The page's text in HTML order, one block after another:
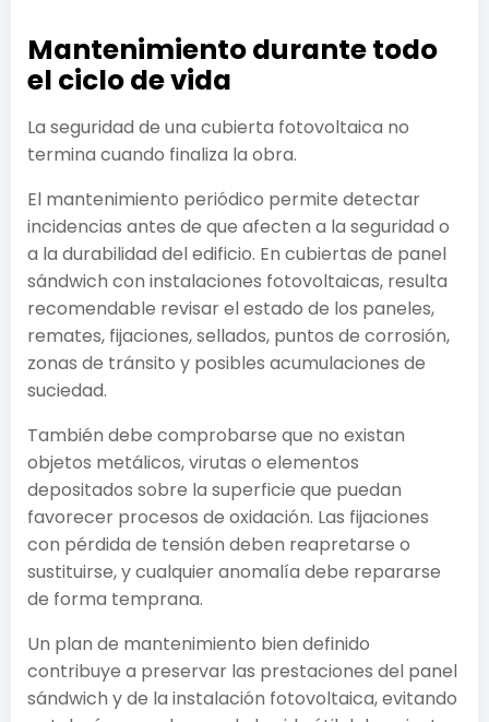
Mantenimiento durante todo
el ciclo de vida
La seguridad de una cubierta fotovoltaica no
termina cuando finaliza la obra.
El mantenimiento periódico permite detectar
incidencias antes de que afecten a la seguridad o
a la durabilidad del edificio. En cubiertas de panel
sándwich con instalaciones fotovoltaicas, resulta
recomendable revisar el estado de los paneles,
remates, fijaciones, sellados, puntos de corrosión,
zonas de tránsito y posibles acumulaciones de
suciedad.
También debe comprobarse que no existan
objetos metálicos, virutas o elementos
depositados sobre la superficie que puedan
favorecer procesos de oxidación. Las fijaciones
con pérdida de tensión deben reapretarse o
sustituirse, y cualquier anomalía debe repararse
de forma temprana.
Un plan de mantenimiento bien definido
contribuye a preservar las prestaciones del panel
sándwich y de la instalación fotovoltaica, evitando